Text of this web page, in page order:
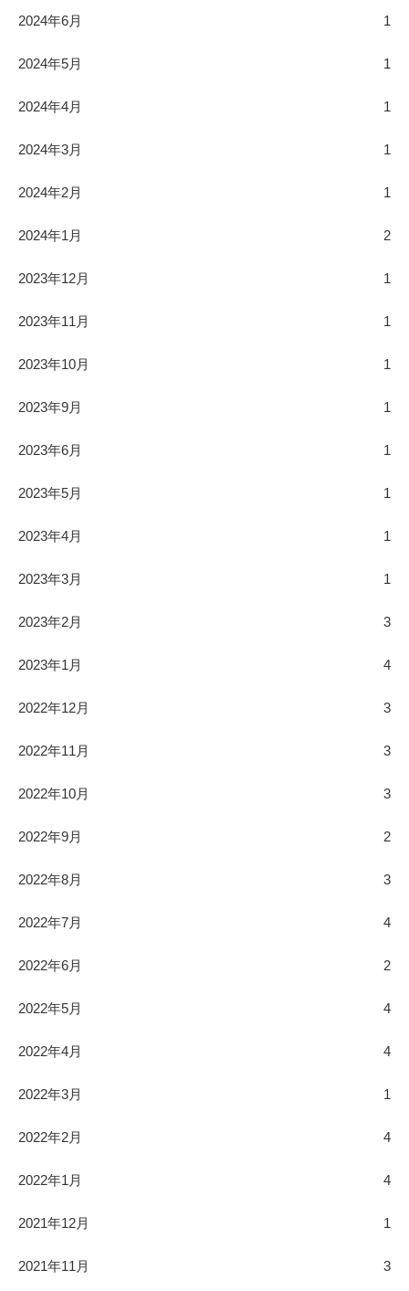
2024年6月 1
2024年5月 1
2024年4月 1
2024年3月 1
2024年2月 1
2024年1月 2
2023年12月 1
2023年11月 1
2023年10月 1
2023年9月 1
2023年6月 1
2023年5月 1
2023年4月 1
2023年3月 1
2023年2月 3
2023年1月 4
2022年12月 3
2022年11月 3
2022年10月 3
2022年9月 2
2022年8月 3
2022年7月 4
2022年6月 2
2022年5月 4
2022年4月 4
2022年3月 1
2022年2月 4
2022年1月 4
2021年12月 1
2021年11月 3